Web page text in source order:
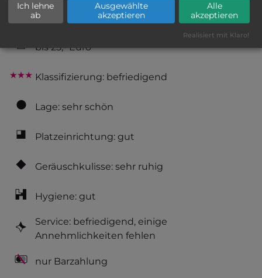
Ausstattung
bis 25,- Euro
Klassifizierung: befriedigend
Lage: sehr schön
Platzeinrichtung: gut
Geräuschkulisse: sehr ruhig
Hygiene: gut
Service: befriedigend, einige
Annehmlichkeiten fehlen
nur Barzahlung
Ich lehne
ab
Ausgewählte
akzeptieren
Alle
akzeptieren
Realisiert mit Klaro!